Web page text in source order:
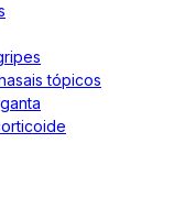
tópicos